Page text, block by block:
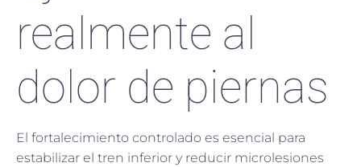
realmente al
dolor de piernas
El fortalecimiento controlado es esencial para
estabilizar el tren inferior y reducir microlesiones